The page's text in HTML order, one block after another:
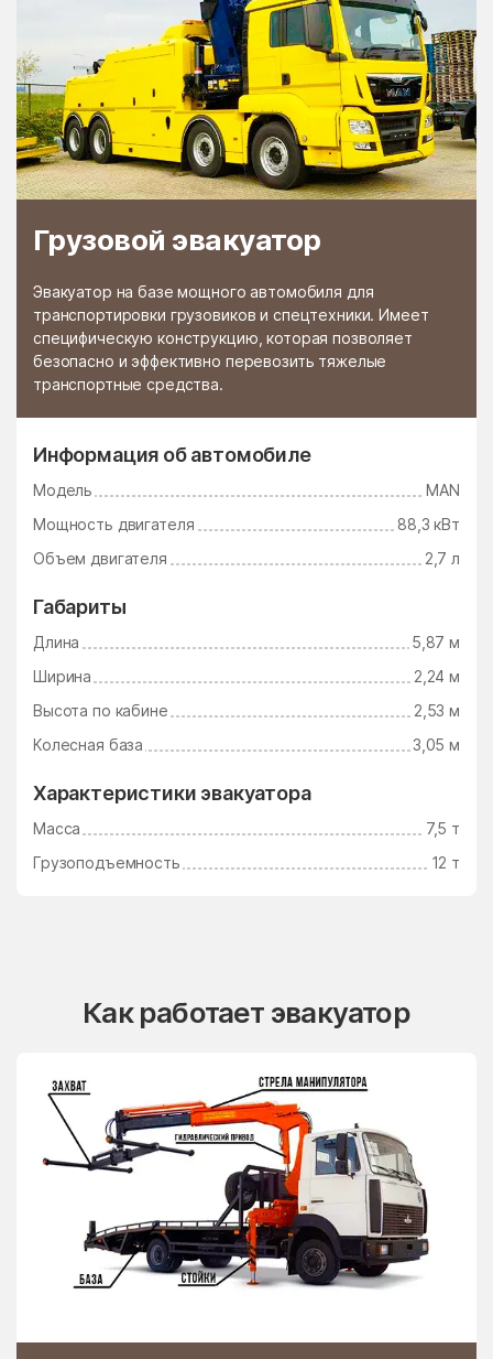
Грузовой эвакуатор
Эвакуатор на базе мощного автомобиля для
транспортировки грузовиков и спецтехники. Имеет
специфическую конструкцию, которая позволяет
безопасно и эффективно перевозить тяжелые
транспортные средства.
Информация об автомобиле
Модель
MAN
Мощность двигателя
88,3 кВт
Объем двигателя
2,7 л
Габариты
Длина
5,87 м
Ширина
2,24 м
Высота по кабине
2,53 м
Колесная база
3,05 м
Характеристики эвакуатора
Масса
7,5 т
Грузоподъемность
12 т
Как работает эвакуатор